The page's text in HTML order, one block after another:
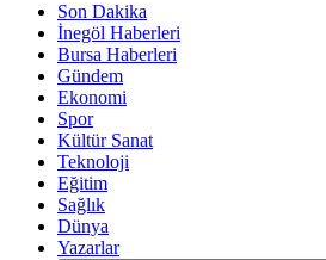
Son Dakika
İnegöl Haberleri
Bursa Haberleri
Gündem
Ekonomi
Spor
Kültür Sanat
Teknoloji
Eğitim
Sağlık
Dünya
Yazarlar